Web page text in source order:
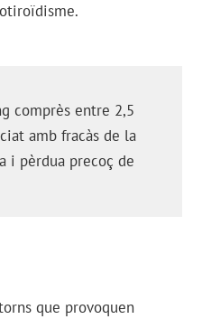
comprès entre 2,5
amb fracàs de la
i pèrdua precoç de
que provoquen